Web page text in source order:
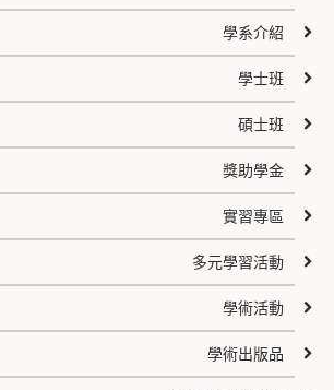
學系介紹
學士班
碩士班
獎助學金
實習專區
多元學習活動
學術活動
學術出版品